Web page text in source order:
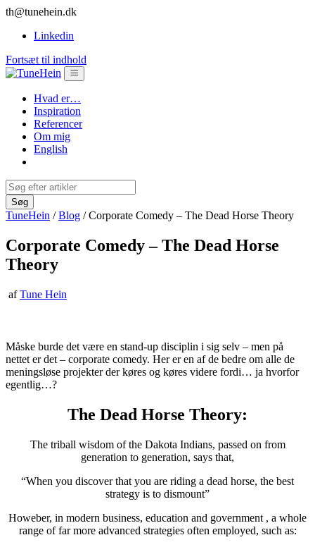
th@tunehein.dk
Linkedin
Fortsæt til indhold
Hvad er…
Inspiration
Referencer
Om mig
English
TuneHein /Blog /Corporate Comedy – The Dead Horse Theory
Corporate Comedy – The Dead Horse
Theory
af Tune Hein
Måske burde det være en stand-up disciplin i sig selv – men på
nettet er det – corporate comedy. Her er en af de bedre om alle de
meningsløse projekter der køres og køres videre fordi… ja hvorfor
egentlig…?
The Dead Horse Theory:
The triball wisdom of the Dakota Indians, passed on from
generation to generation, says that,
“When you discover that you are riding a dead horse, the best
strategy is to dismount”
Howeber, in modern business, education and government , a whole
range of far more advanced strategies often employed, such as: